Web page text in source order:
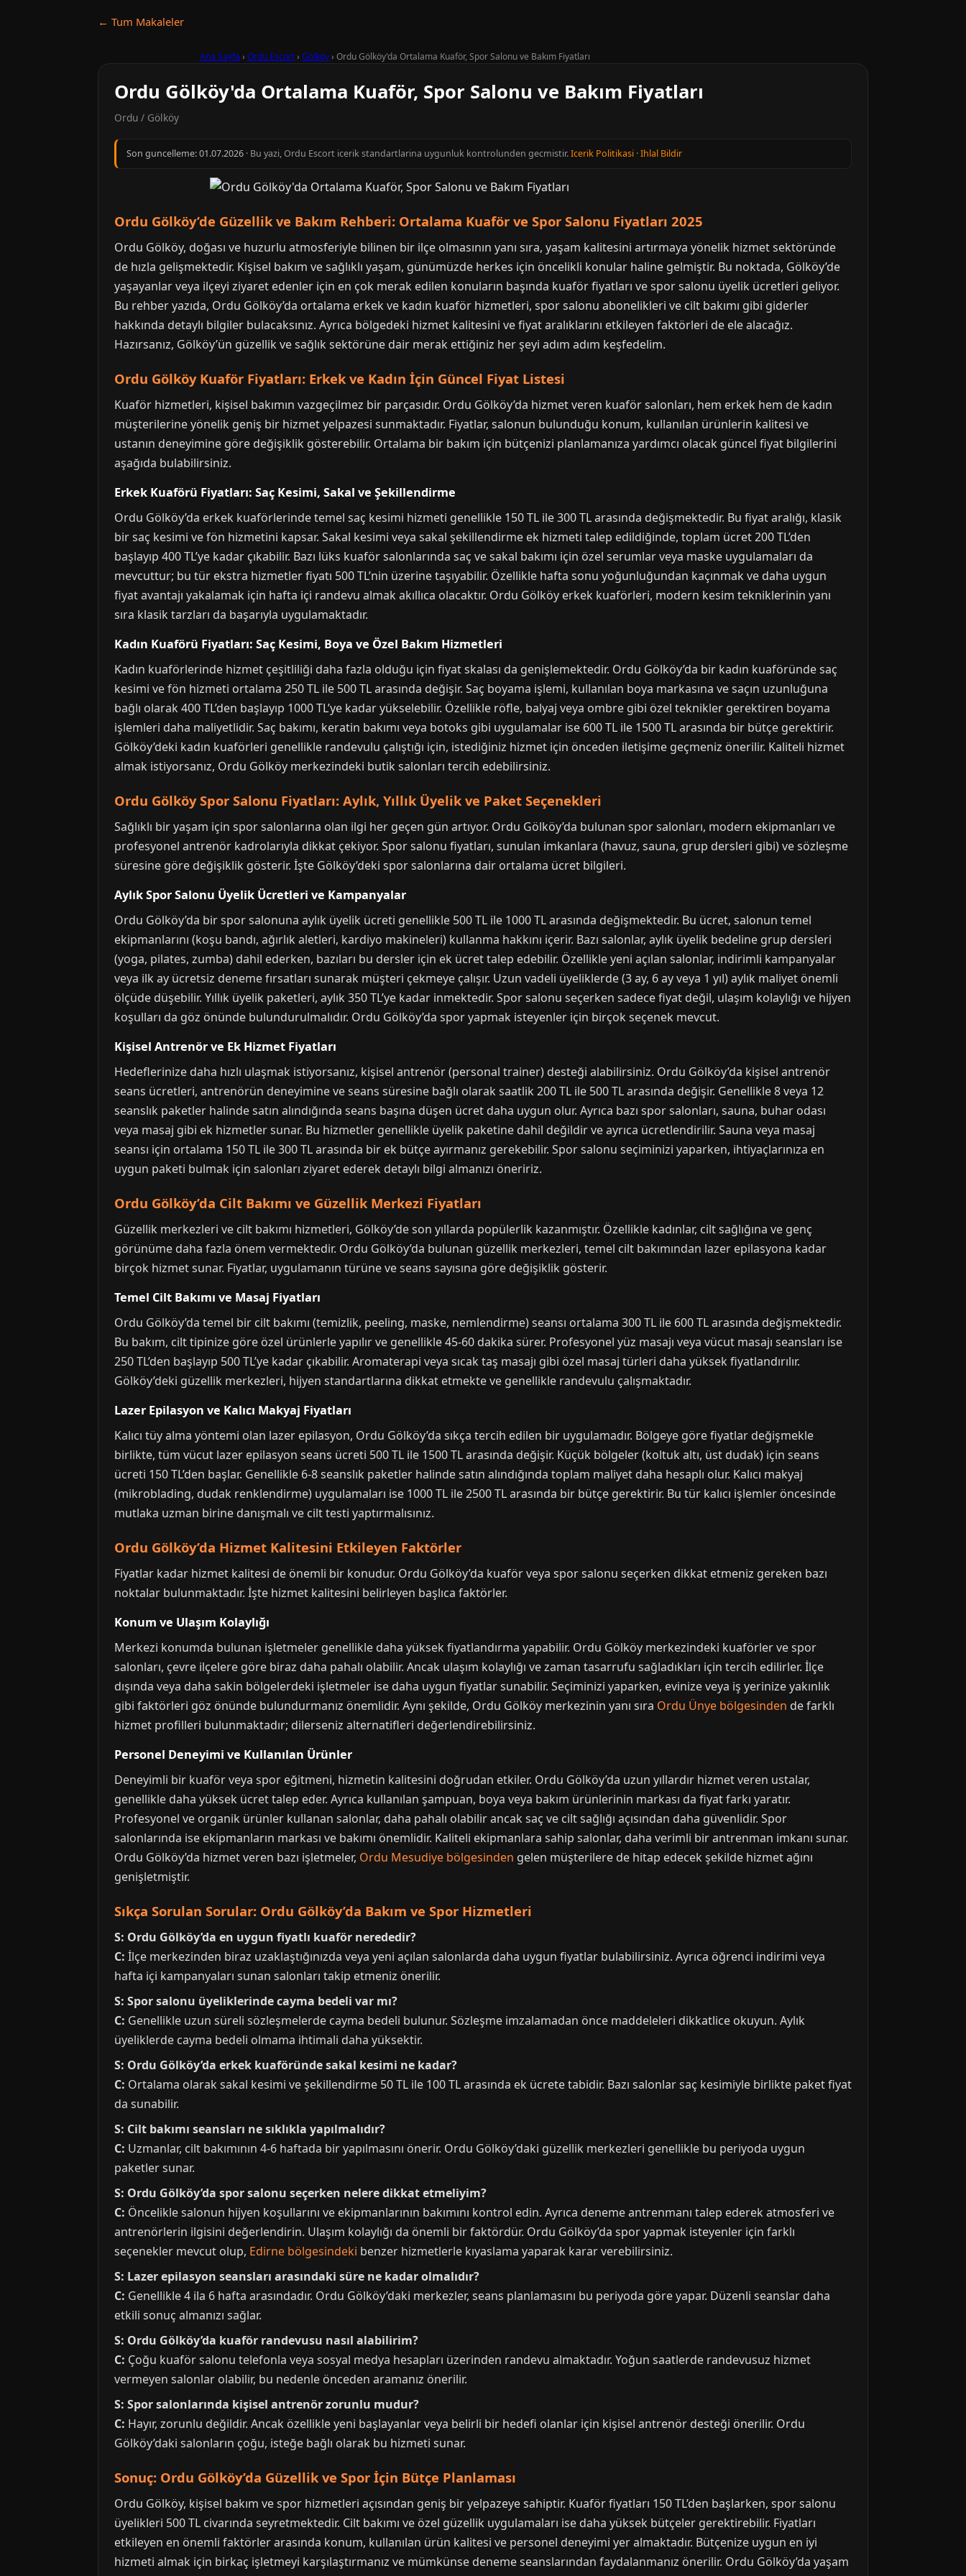
← Tum Makaleler
Ana Sayfa › Ordu Escort› Gölköy› Ordu Gölköy'da Ortalama Kuaför, Spor Salonu ve Bakım Fiyatları
Ordu Gölköy'da Ortalama Kuaför, Spor Salonu ve Bakım Fiyatları
Ordu / Gölköy
Son guncelleme:01.07.2026 · Bu yazi, Ordu Escort icerik standartlarina uygunluk kontrolunden gecmistir.Icerik Politikasi ·Ihlal Bildir
Ordu Gölköy’de Güzellik ve Bakım Rehberi: Ortalama Kuaför ve Spor Salonu Fiyatları 2025
Ordu Gölköy, doğası ve huzurlu atmosferiyle bilinen bir ilçe olmasının yanı sıra, yaşam kalitesini artırmaya yönelik hizmet sektöründe
de hızla gelişmektedir. Kişisel bakım ve sağlıklı yaşam, günümüzde herkes için öncelikli konular haline gelmiştir. Bu noktada, Gölköy’de
yaşayanlar veya ilçeyi ziyaret edenler için en çok merak edilen konuların başında kuaför fiyatları ve spor salonu üyelik ücretleri geliyor.
Bu rehber yazıda, Ordu Gölköy’da ortalama erkek ve kadın kuaför hizmetleri, spor salonu abonelikleri ve cilt bakımı gibi giderler
hakkında detaylı bilgiler bulacaksınız. Ayrıca bölgedeki hizmet kalitesini ve fiyat aralıklarını etkileyen faktörleri de ele alacağız.
Hazırsanız, Gölköy’ün güzellik ve sağlık sektörüne dair merak ettiğiniz her şeyi adım adım keşfedelim.
Ordu Gölköy Kuaför Fiyatları: Erkek ve Kadın İçin Güncel Fiyat Listesi
Kuaför hizmetleri, kişisel bakımın vazgeçilmez bir parçasıdır. Ordu Gölköy’da hizmet veren kuaför salonları, hem erkek hem de kadın
müşterilerine yönelik geniş bir hizmet yelpazesi sunmaktadır. Fiyatlar, salonun bulunduğu konum, kullanılan ürünlerin kalitesi ve
ustanın deneyimine göre değişiklik gösterebilir. Ortalama bir bakım için bütçenizi planlamanıza yardımcı olacak güncel fiyat bilgilerini
aşağıda bulabilirsiniz.
Erkek Kuaförü Fiyatları: Saç Kesimi, Sakal ve Şekillendirme
Ordu Gölköy’da erkek kuaförlerinde temel saç kesimi hizmeti genellikle 150 TL ile 300 TL arasında değişmektedir. Bu fiyat aralığı, klasik
bir saç kesimi ve fön hizmetini kapsar. Sakal kesimi veya sakal şekillendirme ek hizmeti talep edildiğinde, toplam ücret 200 TL’den
başlayıp 400 TL’ye kadar çıkabilir. Bazı lüks kuaför salonlarında saç ve sakal bakımı için özel serumlar veya maske uygulamaları da
mevcuttur; bu tür ekstra hizmetler fiyatı 500 TL’nin üzerine taşıyabilir. Özellikle hafta sonu yoğunluğundan kaçınmak ve daha uygun
fiyat avantajı yakalamak için hafta içi randevu almak akıllıca olacaktır. Ordu Gölköy erkek kuaförleri, modern kesim tekniklerinin yanı
sıra klasik tarzları da başarıyla uygulamaktadır.
Kadın Kuaförü Fiyatları: Saç Kesimi, Boya ve Özel Bakım Hizmetleri
Kadın kuaförlerinde hizmet çeşitliliği daha fazla olduğu için fiyat skalası da genişlemektedir. Ordu Gölköy’da bir kadın kuaföründe saç
kesimi ve fön hizmeti ortalama 250 TL ile 500 TL arasında değişir. Saç boyama işlemi, kullanılan boya markasına ve saçın uzunluğuna
bağlı olarak 400 TL’den başlayıp 1000 TL’ye kadar yükselebilir. Özellikle röfle, balyaj veya ombre gibi özel teknikler gerektiren boyama
işlemleri daha maliyetlidir. Saç bakımı, keratin bakımı veya botoks gibi uygulamalar ise 600 TL ile 1500 TL arasında bir bütçe gerektirir.
Gölköy’deki kadın kuaförleri genellikle randevulu çalıştığı için, istediğiniz hizmet için önceden iletişime geçmeniz önerilir. Kaliteli hizmet
almak istiyorsanız, Ordu Gölköy merkezindeki butik salonları tercih edebilirsiniz.
Ordu Gölköy Spor Salonu Fiyatları: Aylık, Yıllık Üyelik ve Paket Seçenekleri
Sağlıklı bir yaşam için spor salonlarına olan ilgi her geçen gün artıyor. Ordu Gölköy’da bulunan spor salonları, modern ekipmanları ve
profesyonel antrenör kadrolarıyla dikkat çekiyor. Spor salonu fiyatları, sunulan imkanlara (havuz, sauna, grup dersleri gibi) ve sözleşme
süresine göre değişiklik gösterir. İşte Gölköy’deki spor salonlarına dair ortalama ücret bilgileri.
Aylık Spor Salonu Üyelik Ücretleri ve Kampanyalar
Ordu Gölköy’da bir spor salonuna aylık üyelik ücreti genellikle 500 TL ile 1000 TL arasında değişmektedir. Bu ücret, salonun temel
ekipmanlarını (koşu bandı, ağırlık aletleri, kardiyo makineleri) kullanma hakkını içerir. Bazı salonlar, aylık üyelik bedeline grup dersleri
(yoga, pilates, zumba) dahil ederken, bazıları bu dersler için ek ücret talep edebilir. Özellikle yeni açılan salonlar, indirimli kampanyalar
veya ilk ay ücretsiz deneme fırsatları sunarak müşteri çekmeye çalışır. Uzun vadeli üyeliklerde (3 ay, 6 ay veya 1 yıl) aylık maliyet önemli
ölçüde düşebilir. Yıllık üyelik paketleri, aylık 350 TL’ye kadar inmektedir. Spor salonu seçerken sadece fiyat değil, ulaşım kolaylığı ve hijyen
koşulları da göz önünde bulundurulmalıdır. Ordu Gölköy’da spor yapmak isteyenler için birçok seçenek mevcut.
Kişisel Antrenör ve Ek Hizmet Fiyatları
Hedeflerinize daha hızlı ulaşmak istiyorsanız, kişisel antrenör (personal trainer) desteği alabilirsiniz. Ordu Gölköy’da kişisel antrenör
seans ücretleri, antrenörün deneyimine ve seans süresine bağlı olarak saatlik 200 TL ile 500 TL arasında değişir. Genellikle 8 veya 12
seanslık paketler halinde satın alındığında seans başına düşen ücret daha uygun olur. Ayrıca bazı spor salonları, sauna, buhar odası
veya masaj gibi ek hizmetler sunar. Bu hizmetler genellikle üyelik paketine dahil değildir ve ayrıca ücretlendirilir. Sauna veya masaj
seansı için ortalama 150 TL ile 300 TL arasında bir ek bütçe ayırmanız gerekebilir. Spor salonu seçiminizi yaparken, ihtiyaçlarınıza en
uygun paketi bulmak için salonları ziyaret ederek detaylı bilgi almanızı öneririz.
Ordu Gölköy’da Cilt Bakımı ve Güzellik Merkezi Fiyatları
Güzellik merkezleri ve cilt bakımı hizmetleri, Gölköy’de son yıllarda popülerlik kazanmıştır. Özellikle kadınlar, cilt sağlığına ve genç
görünüme daha fazla önem vermektedir. Ordu Gölköy’da bulunan güzellik merkezleri, temel cilt bakımından lazer epilasyona kadar
birçok hizmet sunar. Fiyatlar, uygulamanın türüne ve seans sayısına göre değişiklik gösterir.
Temel Cilt Bakımı ve Masaj Fiyatları
Ordu Gölköy’da temel bir cilt bakımı (temizlik, peeling, maske, nemlendirme) seansı ortalama 300 TL ile 600 TL arasında değişmektedir.
Bu bakım, cilt tipinize göre özel ürünlerle yapılır ve genellikle 45-60 dakika sürer. Profesyonel yüz masajı veya vücut masajı seansları ise
250 TL’den başlayıp 500 TL’ye kadar çıkabilir. Aromaterapi veya sıcak taş masajı gibi özel masaj türleri daha yüksek fiyatlandırılır.
Gölköy’deki güzellik merkezleri, hijyen standartlarına dikkat etmekte ve genellikle randevulu çalışmaktadır.
Lazer Epilasyon ve Kalıcı Makyaj Fiyatları
Kalıcı tüy alma yöntemi olan lazer epilasyon, Ordu Gölköy’da sıkça tercih edilen bir uygulamadır. Bölgeye göre fiyatlar değişmekle
birlikte, tüm vücut lazer epilasyon seans ücreti 500 TL ile 1500 TL arasında değişir. Küçük bölgeler (koltuk altı, üst dudak) için seans
ücreti 150 TL’den başlar. Genellikle 6-8 seanslık paketler halinde satın alındığında toplam maliyet daha hesaplı olur. Kalıcı makyaj
(mikroblading, dudak renklendirme) uygulamaları ise 1000 TL ile 2500 TL arasında bir bütçe gerektirir. Bu tür kalıcı işlemler öncesinde
mutlaka uzman birine danışmalı ve cilt testi yaptırmalısınız.
Ordu Gölköy’da Hizmet Kalitesini Etkileyen Faktörler
Fiyatlar kadar hizmet kalitesi de önemli bir konudur. Ordu Gölköy’da kuaför veya spor salonu seçerken dikkat etmeniz gereken bazı
noktalar bulunmaktadır. İşte hizmet kalitesini belirleyen başlıca faktörler.
Konum ve Ulaşım Kolaylığı
Merkezi konumda bulunan işletmeler genellikle daha yüksek fiyatlandırma yapabilir. Ordu Gölköy merkezindeki kuaförler ve spor
salonları, çevre ilçelere göre biraz daha pahalı olabilir. Ancak ulaşım kolaylığı ve zaman tasarrufu sağladıkları için tercih edilirler. İlçe
dışında veya daha sakin bölgelerdeki işletmeler ise daha uygun fiyatlar sunabilir. Seçiminizi yaparken, evinize veya iş yerinize yakınlık
gibi faktörleri göz önünde bulundurmanız önemlidir. Aynı şekilde, Ordu Gölköy merkezinin yanı sıra Ordu Ünye bölgesinden de farklı
hizmet profilleri bulunmaktadır; dilerseniz alternatifleri değerlendirebilirsiniz.
Personel Deneyimi ve Kullanılan Ürünler
Deneyimli bir kuaför veya spor eğitmeni, hizmetin kalitesini doğrudan etkiler. Ordu Gölköy’da uzun yıllardır hizmet veren ustalar,
genellikle daha yüksek ücret talep eder. Ayrıca kullanılan şampuan, boya veya bakım ürünlerinin markası da fiyat farkı yaratır.
Profesyonel ve organik ürünler kullanan salonlar, daha pahalı olabilir ancak saç ve cilt sağlığı açısından daha güvenlidir. Spor
salonlarında ise ekipmanların markası ve bakımı önemlidir. Kaliteli ekipmanlara sahip salonlar, daha verimli bir antrenman imkanı sunar.
Ordu Gölköy’da hizmet veren bazı işletmeler, Ordu Mesudiye bölgesinden gelen müşterilere de hitap edecek şekilde hizmet ağını
genişletmiştir.
Sıkça Sorulan Sorular: Ordu Gölköy’da Bakım ve Spor Hizmetleri
S: Ordu Gölköy’da en uygun fiyatlı kuaför nerededir?
C: İlçe merkezinden biraz uzaklaştığınızda veya yeni açılan salonlarda daha uygun fiyatlar bulabilirsiniz. Ayrıca öğrenci indirimi veya
hafta içi kampanyaları sunan salonları takip etmeniz önerilir.
S: Spor salonu üyeliklerinde cayma bedeli var mı?
C: Genellikle uzun süreli sözleşmelerde cayma bedeli bulunur. Sözleşme imzalamadan önce maddeleleri dikkatlice okuyun. Aylık
üyeliklerde cayma bedeli olmama ihtimali daha yüksektir.
S: Ordu Gölköy’da erkek kuaföründe sakal kesimi ne kadar?
C: Ortalama olarak sakal kesimi ve şekillendirme 50 TL ile 100 TL arasında ek ücrete tabidir. Bazı salonlar saç kesimiyle birlikte paket fiyat
da sunabilir.
S: Cilt bakımı seansları ne sıklıkla yapılmalıdır?
C: Uzmanlar, cilt bakımının 4-6 haftada bir yapılmasını önerir. Ordu Gölköy’daki güzellik merkezleri genellikle bu periyoda uygun
paketler sunar.
S: Ordu Gölköy’da spor salonu seçerken nelere dikkat etmeliyim?
C: Öncelikle salonun hijyen koşullarını ve ekipmanlarının bakımını kontrol edin. Ayrıca deneme antrenmanı talep ederek atmosferi ve
antrenörlerin ilgisini değerlendirin. Ulaşım kolaylığı da önemli bir faktördür. Ordu Gölköy’da spor yapmak isteyenler için farklı
seçenekler mevcut olup, Edirne bölgesindeki benzer hizmetlerle kıyaslama yaparak karar verebilirsiniz.
S: Lazer epilasyon seansları arasındaki süre ne kadar olmalıdır?
C: Genellikle 4 ila 6 hafta arasındadır. Ordu Gölköy’daki merkezler, seans planlamasını bu periyoda göre yapar. Düzenli seanslar daha
etkili sonuç almanızı sağlar.
S: Ordu Gölköy’da kuaför randevusu nasıl alabilirim?
C: Çoğu kuaför salonu telefonla veya sosyal medya hesapları üzerinden randevu almaktadır. Yoğun saatlerde randevusuz hizmet
vermeyen salonlar olabilir, bu nedenle önceden aramanız önerilir.
S: Spor salonlarında kişisel antrenör zorunlu mudur?
C: Hayır, zorunlu değildir. Ancak özellikle yeni başlayanlar veya belirli bir hedefi olanlar için kişisel antrenör desteği önerilir. Ordu
Gölköy’daki salonların çoğu, isteğe bağlı olarak bu hizmeti sunar.
Sonuç: Ordu Gölköy’da Güzellik ve Spor İçin Bütçe Planlaması
Ordu Gölköy, kişisel bakım ve spor hizmetleri açısından geniş bir yelpazeye sahiptir. Kuaför fiyatları 150 TL’den başlarken, spor salonu
üyelikleri 500 TL civarında seyretmektedir. Cilt bakımı ve özel güzellik uygulamaları ise daha yüksek bütçeler gerektirebilir. Fiyatları
etkileyen en önemli faktörler arasında konum, kullanılan ürün kalitesi ve personel deneyimi yer almaktadır. Bütçenize uygun en iyi
hizmeti almak için birkaç işletmeyi karşılaştırmanız ve mümkünse deneme seanslarından faydalanmanız önerilir. Ordu Gölköy’da yaşam